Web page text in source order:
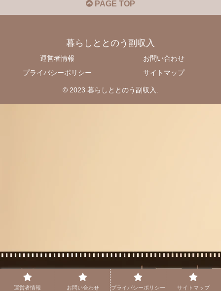
PAGE TOP
暮らしととのう副収入
運営者情報
お問い合わせ
プライバシーポリシー
サイトマップ
© 2023 暮らしととのう副収入.
運営者情報 お問い合わせ プライバシーポリシー サイトマップ